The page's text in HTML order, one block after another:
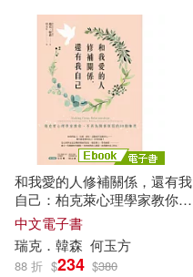
和我愛的人修補關係，還有我
自己：柏克萊心理學家教你，
不再為關係煩惱的50個練習
(電子書)
中文電子書
瑞克 ．韓森 何玉方
88 折 $234 $380